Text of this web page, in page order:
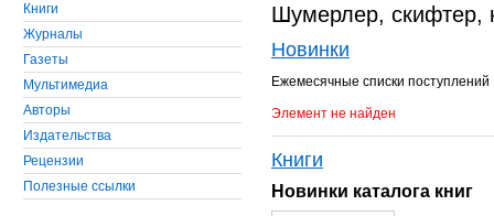
Книги
Журналы
Газеты
Мультимедиа
Авторы
Издательства
Рецензии
Полезные ссылки
Шумерлер, скифтер,
Новинки
Ежемесячные списки поступлений
Элемент не найден
Книги
Новинки каталога книг